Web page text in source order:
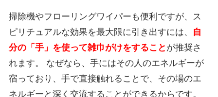
掃除機やフローリングワイパーも便利ですが、ス
ピリチュアルな効果を最大限に引き出すには、
自
分の「手」を使って雑巾がけをすること が推奨さ
れます。 なぜなら、手にはその人のエネルギーが
宿っており、手で直接触れることで、その場のエ
ネルギーと深く交流することができるからです。